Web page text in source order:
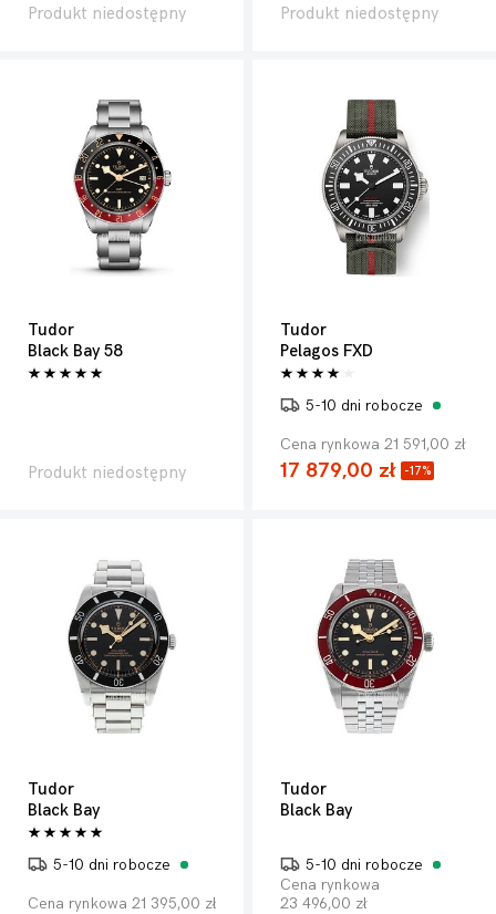
Produkt niedostępny Produkt niedostępny
Tudor
Black Bay 58
Produkt niedostępny
Tudor
Pelagos FXD
5-10 dni robocze
Cena rynkowa 21 591,00 zł
17 879,00 zł -17%
Tudor
Black Bay
5-10 dni robocze
Cena rynkowa 21 395,00 zł
Tudor
Black Bay
5-10 dni robocze
Cena rynkowa
23 496,00 zł